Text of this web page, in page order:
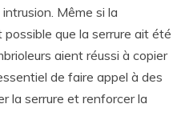
Même si la
que la serrure ait été
aient réussi à copier
de faire appel à des
la serrure et renforcer la